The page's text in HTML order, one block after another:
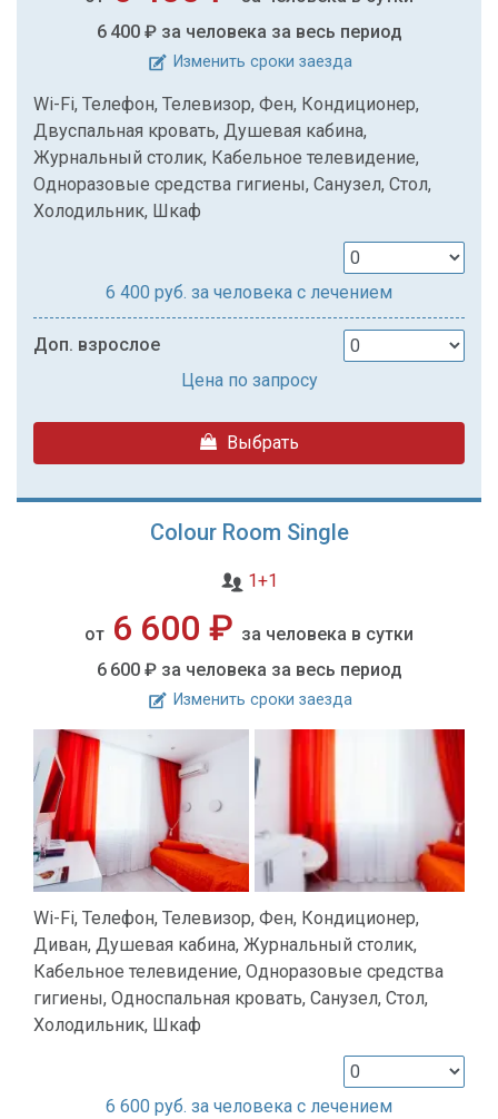
6 400 ₽ за человека за весь период
Изменить сроки заезда
Wi-Fi, Телефон, Телевизор, Фен, Кондиционер,
Двуспальная кровать, Душевая кабина,
Журнальный столик, Кабельное телевидение,
Одноразовые средства гигиены, Санузел, Стол,
Холодильник, Шкаф
6 400 руб. за человека с лечением
Доп. взрослое
Цена по запросу
Выбрать
Colour Room Single
1+1
от 6 600 ₽ за человека в сутки
6 600 ₽ за человека за весь период
Изменить сроки заезда
Wi-Fi, Телефон, Телевизор, Фен, Кондиционер,
Диван, Душевая кабина, Журнальный столик,
Кабельное телевидение, Одноразовые средства
гигиены, Односпальная кровать, Санузел, Стол,
Холодильник, Шкаф
6 600 руб. за человека с лечением